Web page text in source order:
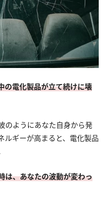
の電化製品が立て続けに壊
のようにあなた自身から発
ルギーが高まると、電化製品
は、あなたの波動が変わっ